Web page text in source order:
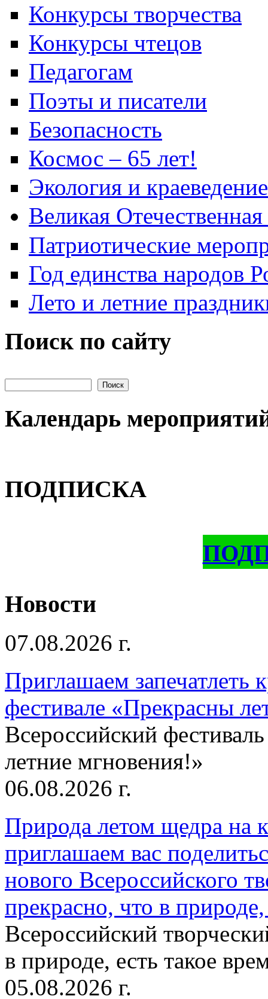
Конкурсы творчества
Конкурсы чтецов
Педагогам
Поэты и писатели
Безопасность
Космос – 65 лет!
Экология и краеведение
Великая
Патриотические
Год единства народов
Лето и летние
Поиск по сайту
Календарь
ПОДПИСКА
Новости
07.08.2026 г.
Приглашаем запечатлеть
фестивале «Прекрасны
Всероссийский
летние мгновения!»
06.08.2026 г.
Природа летом щедра на
приглашаем вас
нового Всероссийского
прекрасно, что в
Всероссийский
в природе, есть такое
05.08.2026 г.